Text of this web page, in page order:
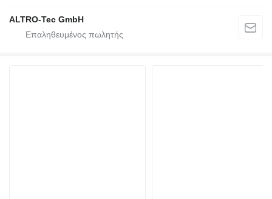
ALTRO-Tec GmbH